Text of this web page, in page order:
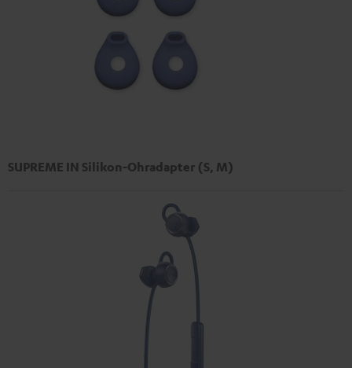
SUPREME IN Silikon-Ohradapter (S, M)